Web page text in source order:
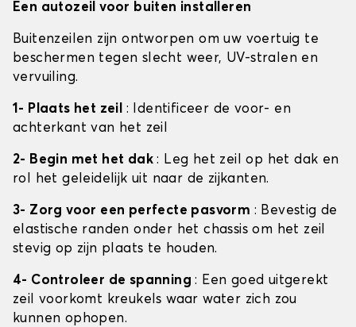
Een autozeil voor buiten installeren
Buitenzeilen zijn ontworpen om uw voertuig te
beschermen tegen slecht weer, UV-stralen en
vervuiling.
1- Plaats het zeil : Identificeer de voor- en
achterkant van het zeil
2- Begin met het dak: Leg het zeil op het dak en
rol het geleidelijk uit naar de zijkanten.
3- Zorg voor een perfecte pasvorm : Bevestig de
elastische randen onder het chassis om het zeil
stevig op zijn plaats te houden.
4- Controleer de spanning: Een goed uitgerekt
zeil voorkomt kreukels waar water zich zou
kunnen ophopen.